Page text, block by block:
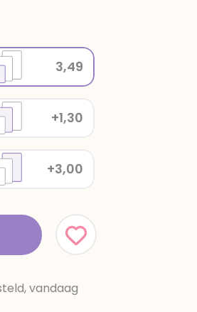
+3,00
+1,30
3,49
vandaag